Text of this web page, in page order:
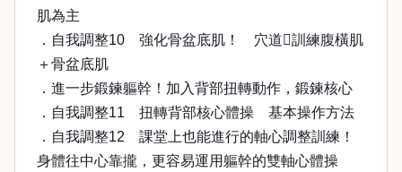
肌為主
．自我調整10 強化骨盆底肌！ 穴道訓練腹橫肌
＋骨盆底肌
．進一步鍛鍊軀幹！加入背部扭轉動作，鍛鍊核心
．自我調整11 扭轉背部核心體操 基本操作方法
．自我調整12 課堂上也能進行的軸心調整訓練！
身體往中心靠攏，更容易運用軀幹的雙軸心體操